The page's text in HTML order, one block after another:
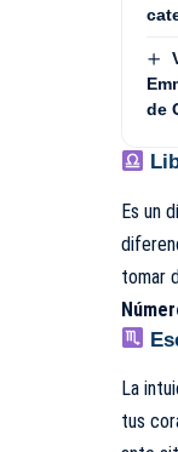
de
Es un
tomar
La
tus